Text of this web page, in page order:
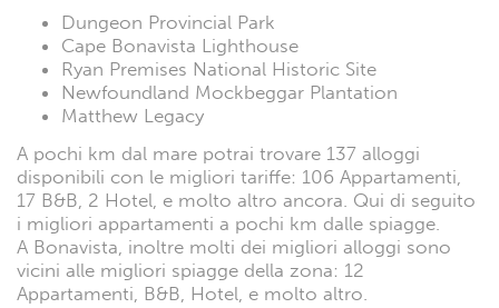
Dungeon Provincial Park
Cape Bonavista Lighthouse
Ryan Premises National Historic Site
Newfoundland Mockbeggar Plantation
Matthew Legacy
A pochi km dal mare potrai trovare 137 alloggi
disponibili con le migliori tariffe: 106 Appartamenti,
17 B&B, 2 Hotel, e molto altro ancora. Qui di seguito
i migliori appartamenti a pochi km dalle spiagge.
A Bonavista, inoltre molti dei migliori alloggi sono
vicini alle migliori spiagge della zona: 12
Appartamenti, B&B, Hotel, e molto altro.